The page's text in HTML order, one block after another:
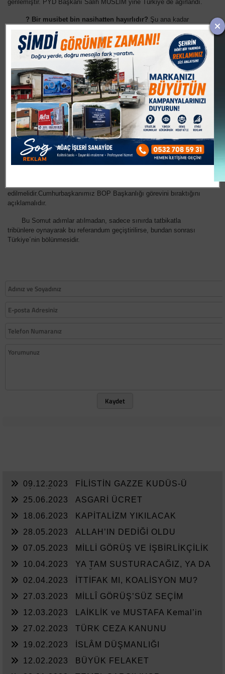
gerilemiştir. PYD Başkanı Salih MÜSLİM yine Türkiye´de ağırlandı.
? Bir musibet bin nasihatten hayırlıdır? Şu ana kadar
ilişkiler hemen kesilmelidir.
YPG-PYD´ye açıkça destek veren ABD ile stratejik ortaklıktan
vazgeçilmelidir.
Referandum yapılırsa, sonuç ne olursa olsun Türkiye KERKÜK´e
Türkmenleri korumak için girmelidir.
Kerkük´ün Irak parçalanmadan önceki nüfus yapısı üzerine
anlaşmalar yapılmalıdır.
Türkiye-İran-Irak ittifakı güçlendirilerek devam etmelidir.
Irak tecrübesi ile Suriye´de özerk bölünmeye fırsat
verilmemelidir.Irak Anayasası´nda bile olmayan ancak bizim
edilmelidir.Cumhurbaşkanımız BOP Başkanlığı görevini bıraktığını
açıklamalıdır.
Bu Somut adımlar atılmadan, sadece sınırda tatbikatla
tribünlere oynayarak bu referandum geçiştirilirse, bundan sonrası
Türkiye´nin bölünmesidir.
Kaydet
09.12.2023
FİLİSTİN GAZZE KUDÜS-Ü
25.06.2023
ASGARİ ÜCRET
18.06.2023
KAPİTALİZM YIKILACAK
28.05.2023
ALLAH’IN DEDİĞİ OLDU
07.05.2023
MİLLİ GÖRÜŞ VE İŞBİRLİKÇİLİK
10.04.2023
YA TAM SUSTURACAĞIZ, YA DA
02.04.2023
İTTİFAK MI, KOALİSYON MU?
27.03.2023
MİLLÎ GÖRÜŞ’SÜZ SEÇİM
12.03.2023
LAİKLİK ve MUSTAFA Kemal’in
27.02.2023
TÜRK CEZA KANUNU
19.02.2023
İSLÂM DÜŞMANLIĞI
12.02.2023
BÜYÜK FELAKET